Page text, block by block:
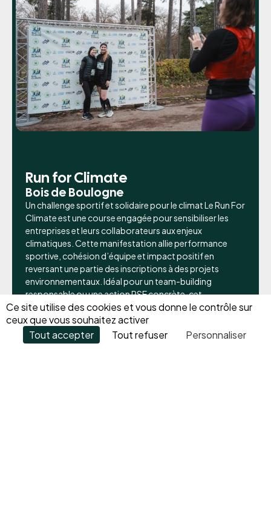
Ce site utilise des cookies et vous donne le contrôle sur
ceux que vous souhaitez activer
Tout accepter
Tout refuser Personnaliser
Run for Climate
Bois de Boulogne
Un challenge sportif et solidaire pour le climat Le Run For
Climate est une course engagée pour sensibiliser les
entreprises et leurs collaborateurs aux enjeux
climatiques. Cette manifestation allie performance
sportive, cohésion d’équipe et impact positif en
reversant une partie des inscriptions à des projets
environnementaux. Idéal pour un team-building
responsable ou une action RSE concrète, cet
événement permet à vos équipes de s’engager
ensemble pour la planète.
PRÉ-INSCRIPTIONS 2026